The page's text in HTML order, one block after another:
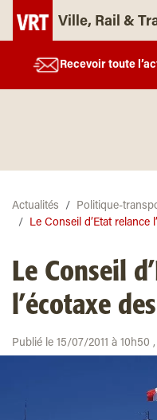
Ville, Rail &
Recevoir toute
Actualités
Politique-
Le Conseil d’Etat relance
Le Conseil
l’écotaxe
Publié le 15/07/2011 à